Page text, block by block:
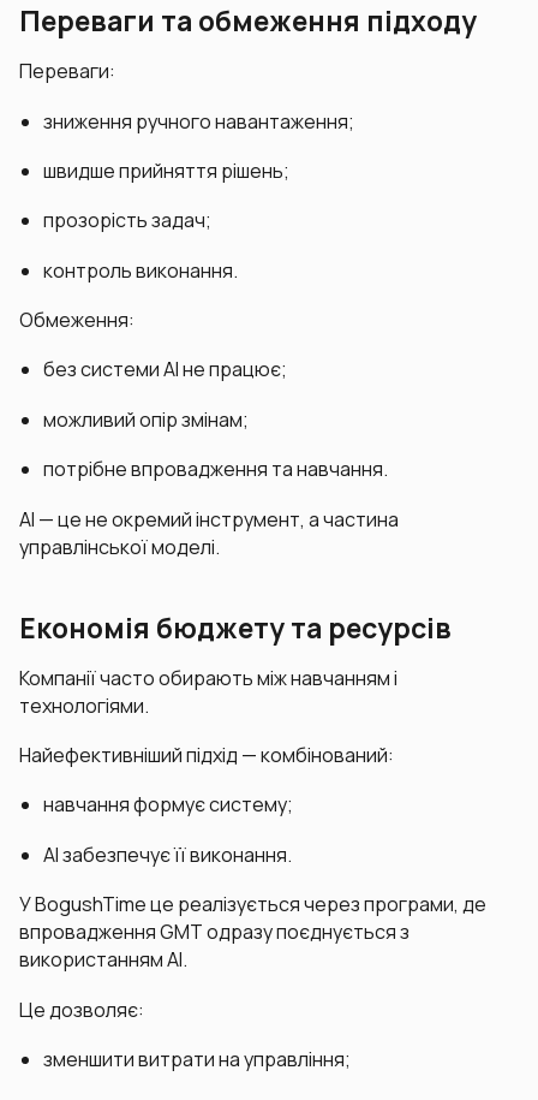
Переваги та обмеження підходу
Переваги:
зниження ручного навантаження;
швидше прийняття рішень;
прозорість задач;
контроль виконання.
Обмеження:
без системи AI не працює;
можливий опір змінам;
потрібне впровадження та навчання.
AI — це не окремий інструмент, а частина
управлінської моделі.
Економія бюджету та ресурсів
Компанії часто обирають між навчанням і
технологіями.
Найефективніший підхід — комбінований:
навчання формує систему;
AI забезпечує її виконання.
У BogushTime це реалізується через програми, де
впровадження GMT одразу поєднується з
використанням AI.
Це дозволяє:
зменшити витрати на управління;